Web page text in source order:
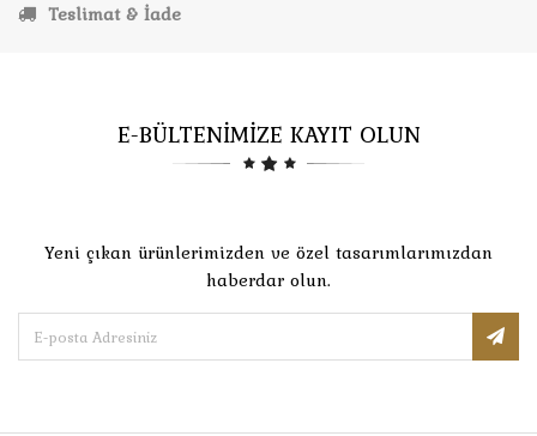
Teslimat & İade
E-BÜLTENİMİZE KAYIT OLUN
Yeni çıkan ürünlerimizden ve özel tasarımlarımızdan
haberdar olun.